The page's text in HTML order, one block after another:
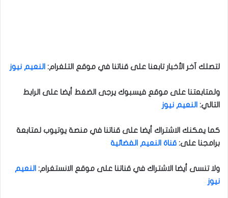
لتصلك آخر الأخبار تابعنا على قناتنا في موقع التلغرام: النعيم نيوز
ولمتابعتنا على موقع فيسبوك يرجى الضغط أيضا على الرابط
التالي: النعيم نيوز
كما يمكنك الاشتراك أيضا على قناتنا في منصة يوتيوب لمتابعة
برامجنا على: قناة النعيم الفضائية
ولا تنسى أيضا الاشتراك في قناتنا على موقع الانستغرام: النعيم
نيوز